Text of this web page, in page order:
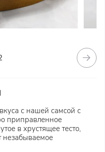
с нашей самсой с
приправленное
в хрустящее тесто,
незабываемое